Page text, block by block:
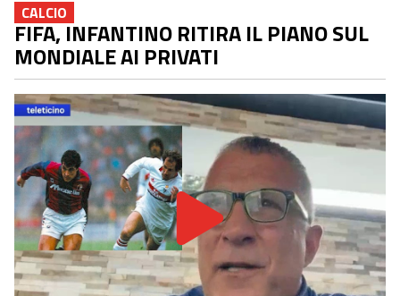
CALCIO
FIFA, INFANTINO RITIRA IL PIANO SUL
MONDIALE AI PRIVATI